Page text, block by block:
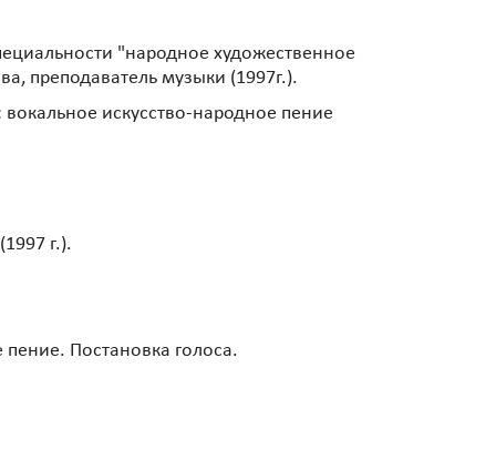
"народное художественное
преподаватель музыки (1997г.).
искусство-народное пение
г.).
Постановка голоса.